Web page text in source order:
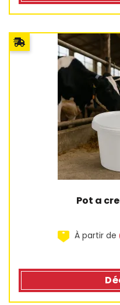
Pot a
À partir de